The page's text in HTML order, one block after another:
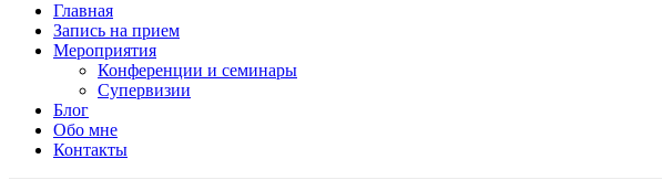
Главная
Запись на прием
Мероприятия
Конференции и семинары
Супервизии
Блог
Обо мне
Контакты